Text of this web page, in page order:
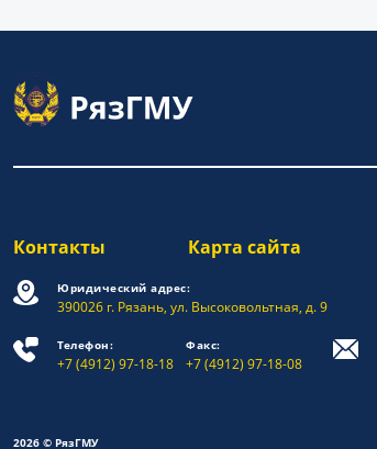
Контакты Карта сайта
Юридический адрес:
390026 г. Рязань, ул. Высоковольтная, д. 9
Телефон:
+7 (4912) 97-18-18
Факс:
+7 (4912) 97-18-08
2026 © РязГМУ